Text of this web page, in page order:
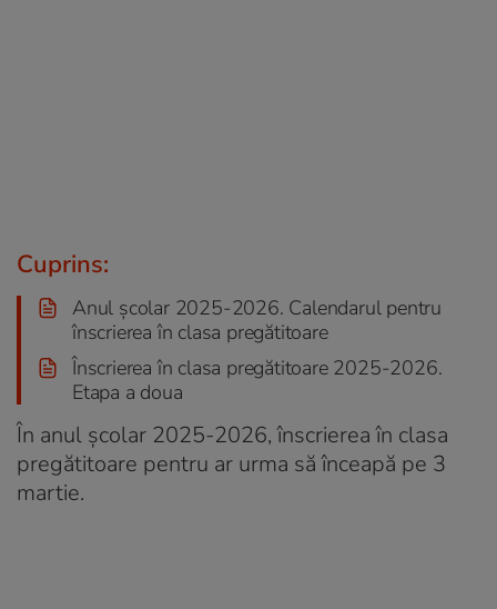
Cuprins:
Anul școlar 2025-2026. Calendarul pentru
înscrierea în clasa pregătitoare
Înscrierea în clasa pregătitoare 2025-2026.
Etapa a doua
În anul școlar 2025-2026, înscrierea în clasa
pregătitoare pentru ar urma să înceapă pe 3
martie.